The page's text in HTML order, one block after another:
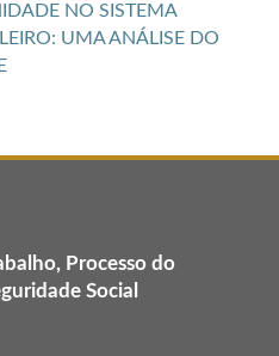
NO SISTEMA
UMA ANÁLISE DO
Processo do
Social